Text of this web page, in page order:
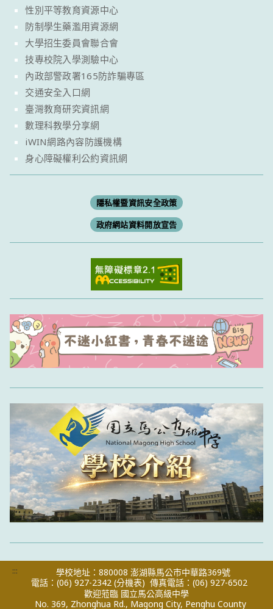
性別平等教育資源中心
防制學生藥濫用資源網
大學招生委員會聯合會
技專校院入學測驗中心
內政部警政署165防詐騙專區
交通安全入口網
臺灣教育研究資訊網
數理科教學分享網
iWIN網路內容防護機構
身心障礙權利公約資訊網
隱私權暨資訊安全政策
政府網站資料開放宣告
:::
學校地址：880008 澎湖縣馬公市中華路369號
電話：(06) 927-2342 (分機表) 傳真電話：(06) 927-6502
歡迎蒞臨 國立馬公高級中學
No. 369, Zhonghua Rd., Magong City, Penghu County